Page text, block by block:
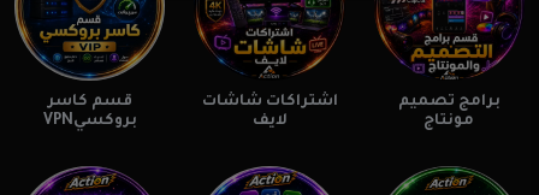
برامج تصميم
مونتاج
اشتراكات شاشات
لايف
قسم كاسر
بروكسيVPN